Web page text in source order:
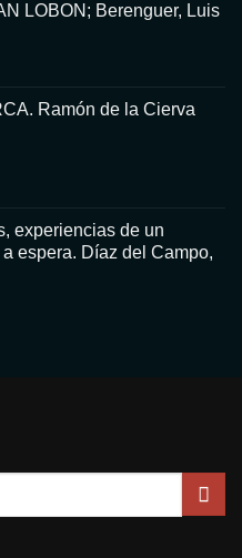
LOBON; Berenguer, Luis
Ramón de la Cierva
experiencias de un
espera. Díaz del Campo,